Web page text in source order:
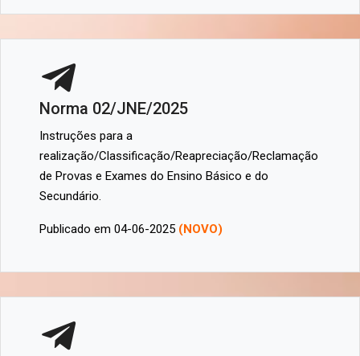
Norma 02/JNE/2025
Instruções para a
realização/Classificação/Reapreciação/Reclamação
de Provas e Exames do Ensino Básico e do
Secundário.
Publicado em 04-06-2025 (NOVO)